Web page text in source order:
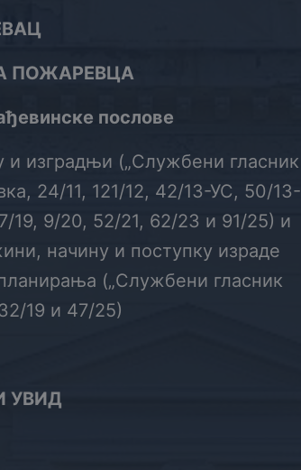
ПОЖАРЕВЦА
ске послове
изградњи („Службени гласник
24/11, 121/12, 42/13-УС, 50/13-
19, 9/20, 52/21, 62/23 и 91/25) и
начину и поступку израде
(„Службени гласник
19 и 47/25)
УВИД